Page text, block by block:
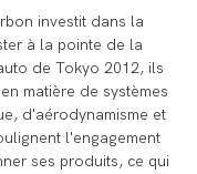
investit dans la
à la pointe de la
de Tokyo 2012, ils
matière de systèmes
d'aérodynamisme et
l'engagement
ses produits, ce qui